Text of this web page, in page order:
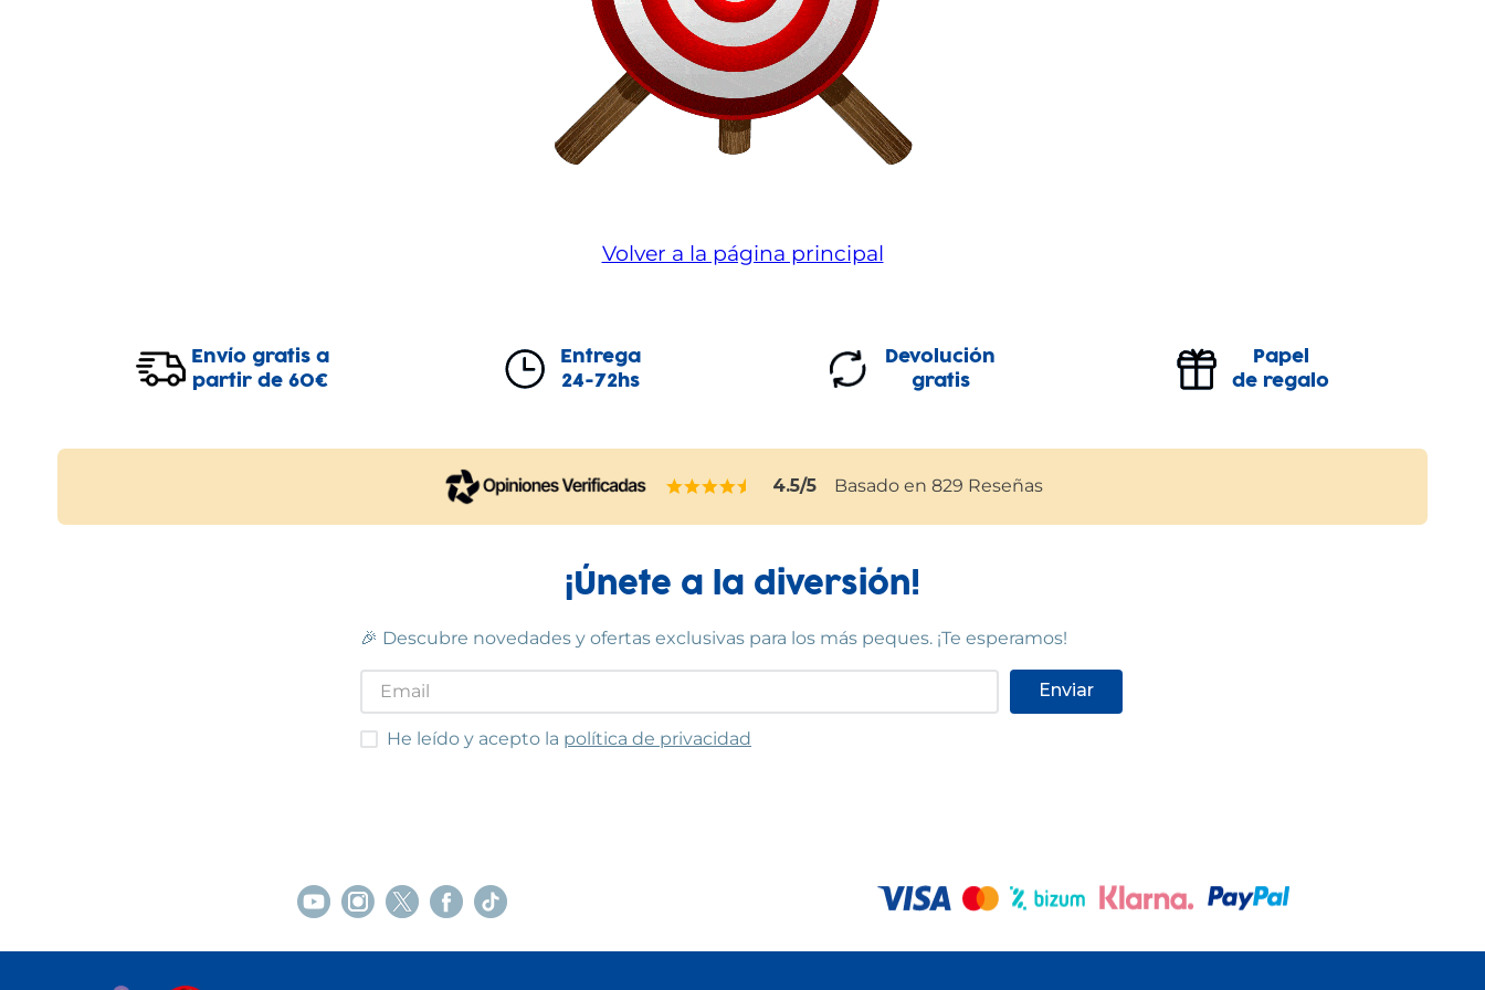
Volver a la página principal
Envío gratis a
partir de 60€
Entrega
24-72hs
Devolución
gratis
Papel
de regalo
4.5/5 Basado en 829 Reseñas
¡Únete a la diversión!
🎉 Descubre novedades y ofertas exclusivas para los más peques. ¡Te esperamos!
Enviar
He leído y acepto las condiciones
He leído y acepto la política de privacidad